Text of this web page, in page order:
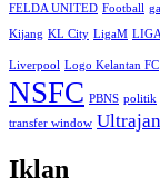
FELDA UNITED Football
Kijang KL City LigaM
Liverpool Logo Kelantan FC
NSFC PBNS politik
transfer window
Iklan